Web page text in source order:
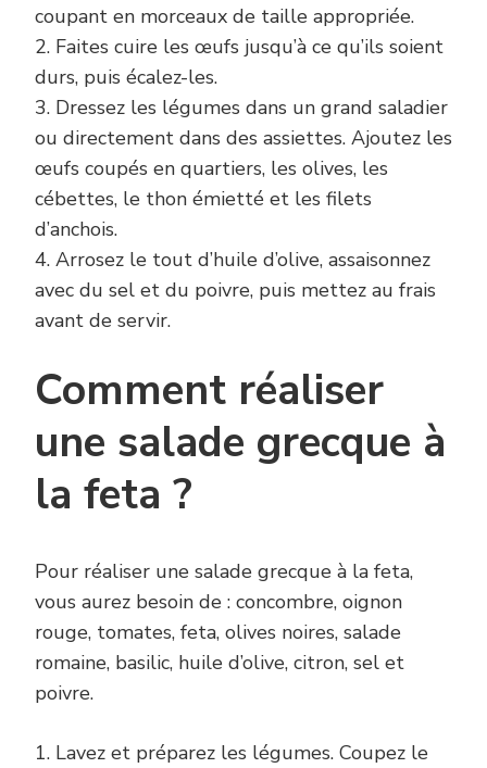
coupant en morceaux de taille appropriée.
2. Faites cuire les œufs jusqu’à ce qu’ils soient
durs, puis écalez-les.
3. Dressez les légumes dans un grand saladier
ou directement dans des assiettes. Ajoutez les
œufs coupés en quartiers, les olives, les
cébettes, le thon émietté et les filets
d’anchois.
4. Arrosez le tout d’huile d’olive, assaisonnez
avec du sel et du poivre, puis mettez au frais
avant de servir.
Comment réaliser
une salade grecque à
la feta ?
Pour réaliser une salade grecque à la feta,
vous aurez besoin de : concombre, oignon
rouge, tomates, feta, olives noires, salade
romaine, basilic, huile d’olive, citron, sel et
poivre.
1. Lavez et préparez les légumes. Coupez le